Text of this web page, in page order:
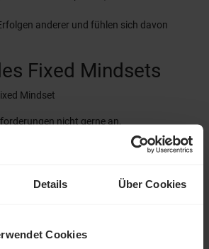
Details Über Cookies
Cookies
anderer und fühlen sich davon
Fixed Mindsets
Mindset
nicht gerne an,
und Schwierigkeiten schnell auf,
als fruchtlos, um sich
Fehlern unentspannt und